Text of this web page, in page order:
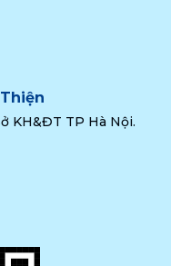
KH&ĐT TP Hà Nội.